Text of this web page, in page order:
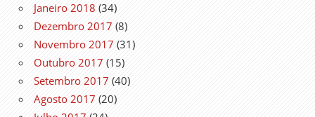
Janeiro 2018 (34)
Dezembro 2017 (8)
Novembro 2017 (31)
Outubro 2017 (15)
Setembro 2017 (40)
Agosto 2017 (20)